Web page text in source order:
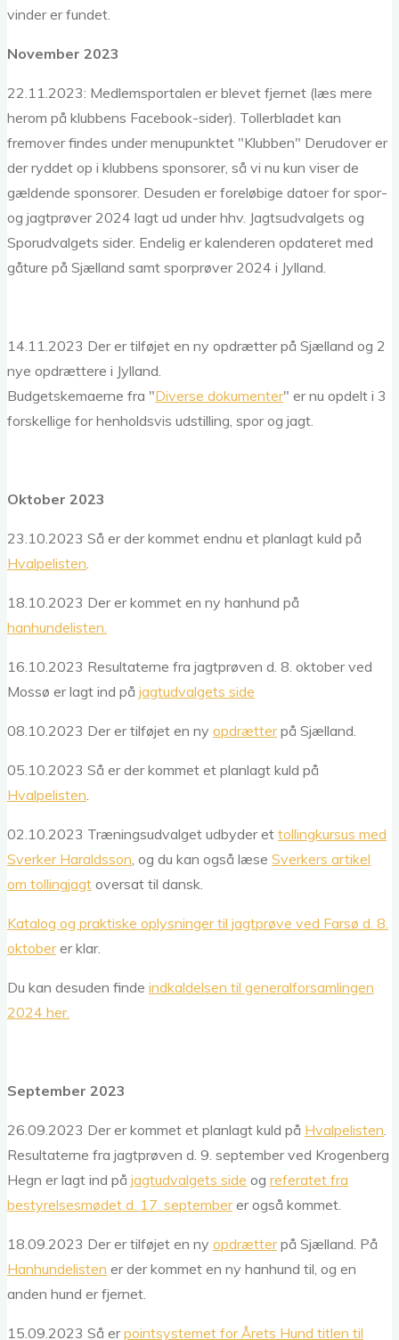
vinder er fundet.
November 2023
22.11.2023: Medlemsportalen er blevet fjernet (læs mere
herom på klubbens Facebook-sider). Tollerbladet kan
fremover findes under menupunktet "Klubben" Derudover er
der ryddet op i klubbens sponsorer, så vi nu kun viser de
gældende sponsorer. Desuden er foreløbige datoer for spor-
og jagtprøver 2024 lagt ud under hhv. Jagtsudvalgets og
Sporudvalgets sider. Endelig er kalenderen opdateret med
gåture på Sjælland samt sporprøver 2024 i Jylland.
14.11.2023 Der er tilføjet en ny opdrætter på Sjælland og 2
nye opdrættere i Jylland.
Budgetskemaerne fra "Diverse dokumenter" er nu opdelt i 3
forskellige for henholdsvis udstilling, spor og jagt.
Oktober 2023
23.10.2023 Så er der kommet endnu et planlagt kuld på
Hvalpelisten.
18.10.2023 Der er kommet en ny hanhund på
hanhundelisten.
16.10.2023 Resultaterne fra jagtprøven d. 8. oktober ved
Mossø er lagt ind på jagtudvalgets side
08.10.2023 Der er tilføjet en ny opdrætterpå Sjælland.
05.10.2023 Så er der kommet et planlagt kuld på
Hvalpelisten.
02.10.2023 Træningsudvalget udbyder et tollingkursus med
Sverker Haraldsson, og du kan også læse Sverkers artikel
om tollingjagt oversat til dansk.
Katalog og praktiske oplysninger til jagtprøve ved Farsø d. 8.
oktoberer klar.
Du kan desuden finde indkaldelsen til generalforsamlingen
2024 her.
September 2023
26.09.2023 Der er kommet et planlagt kuld på Hvalpelisten.
Resultaterne fra jagtprøven d. 9. september ved Krogenberg
Hegn er lagt ind på jagtudvalgets side og referatet fra
bestyrelsesmødet d. 17. septemberer også kommet.
18.09.2023 Der er tilføjet en ny opdrætterpå Sjælland. På
Hanhundelisten er der kommet en ny hanhund til, og en
anden hund er fjernet.
15.09.2023 Så erpointsystemet for Årets Hund titlen til